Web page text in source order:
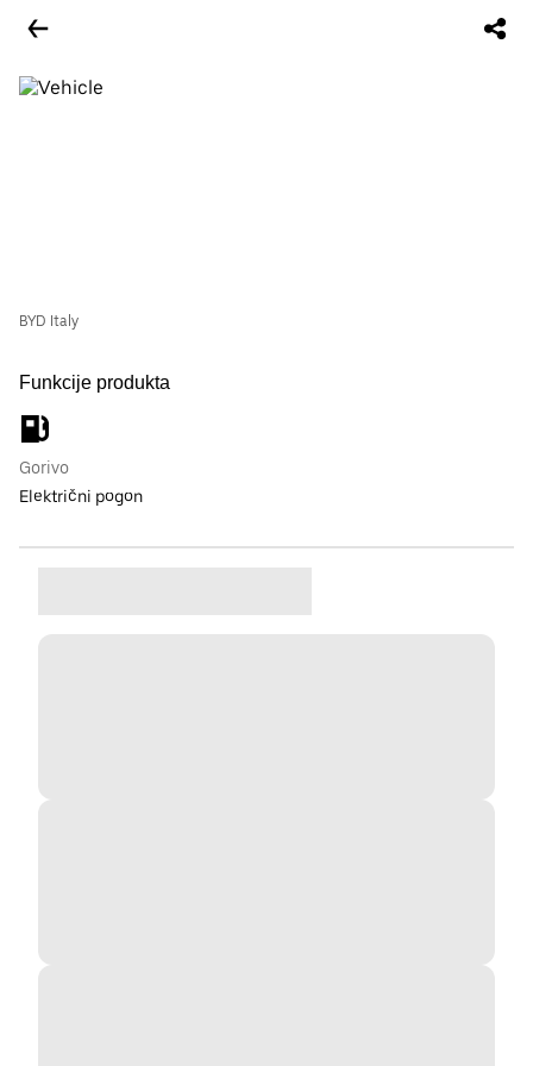
BYD Italy
Funkcije produkta
Gorivo
Električni pogon